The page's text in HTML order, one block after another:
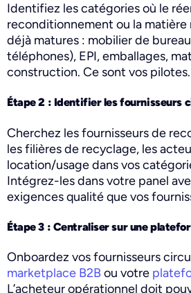
Identifiez les catégories où le
reconditionnement ou la matière
déjà matures : mobilier de
téléphones), EPI, emballages,
construction. Ce sont vos pilotes.
Étape 2 : Identifier les fournisseurs
Cherchez les fournisseurs de
les filières de recyclage, les
location/usage dans vos
Intégrez-les dans votre panel
exigences qualité que vos
Étape 3 : Centraliser sur une
Onboardez vos fournisseurs
marketplace B2Bou votre
L’acheteur opérationnel doit